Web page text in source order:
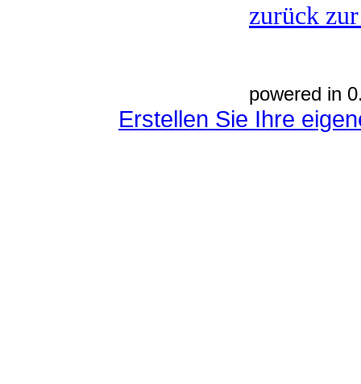
zurück
powered in
Erstellen Sie Ihre